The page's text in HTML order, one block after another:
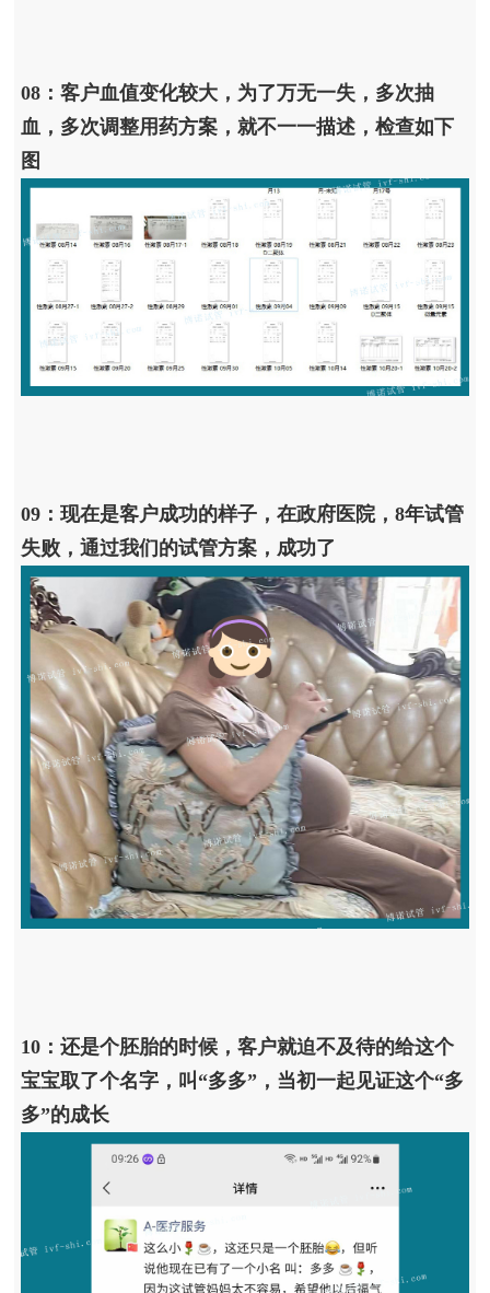
08：客户血值变化较大，为了万无一失，多次抽
血，多次调整用药方案，就不一一描述，检查如下
图
09：现在是客户成功的样子，在政府医院，8年试管
失败，通过我们的试管方案，成功了
10：还是个胚胎的时候，客户就迫不及待的给这个
宝宝取了个名字，叫“多多”，当初一起见证这个“多
多”的成长